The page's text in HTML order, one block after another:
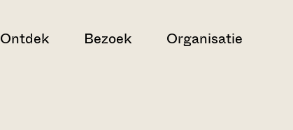
Ontdek Bezoek Organisatie